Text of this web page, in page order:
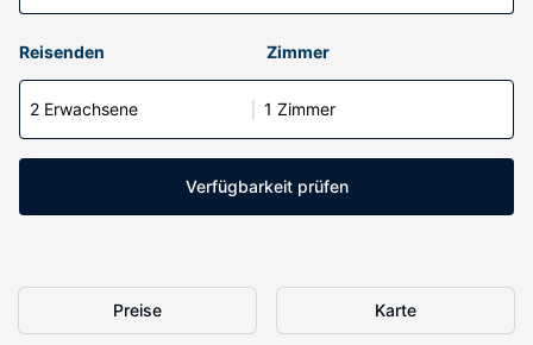
Reisenden Zimmer
2 Erwachsene 1 Zimmer
Verfügbarkeit prüfen
Preise Karte